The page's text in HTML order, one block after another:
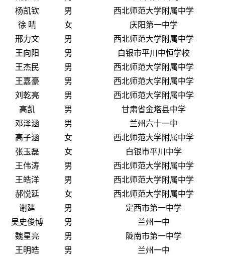
杨凯钦
男
西北师范大学附属中学
徐 晴
女
庆阳第一中学
邢力文
男
西北师范大学附属中学
王向阳
男
白银市平川中恒学校
王杰民
男
西北师范大学附属中学
王嘉豪
男
西北师范大学附属中学
刘乾亮
男
西北师范大学附属中学
高凯
男
甘肃省金塔县中学
邓泽涵
男
兰州六十一中
高子涵
女
西北师范大学附属中学
张玉磊
女
白银市平川中学
王伟涛
男
西北师范大学附属中学
王皓洋
男
西北师范大学附属中学
郝悦延
女
西北师范大学附属中学
谢建
男
定西市第一中学
吴史俊博
男
兰州一中
魏星亮
男
陇南市第一中学
王明皓
男
兰州一中